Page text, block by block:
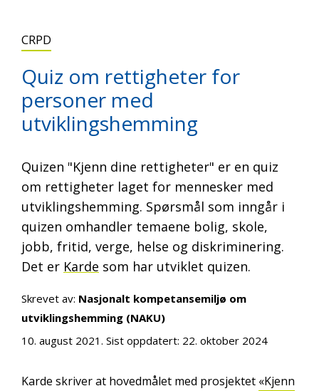
CRPD
Quiz om rettigheter for
personer med
utviklingshemming
Quizen "Kjenn dine rettigheter" er en quiz
om rettigheter laget for mennesker med
utviklingshemming. Spørsmål som inngår i
quizen omhandler temaene bolig, skole,
jobb, fritid, verge, helse og diskriminering.
Det er Karde som har utviklet quizen.
Skrevet av: Nasjonalt kompetansemiljø om
utviklingshemming (NAKU)
10. august 2021 . Sist oppdatert: 22. oktober 2024
Karde skriver at hovedmålet med prosjektet «Kjenn